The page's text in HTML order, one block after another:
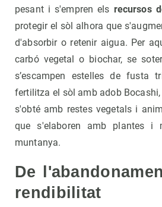
pesant i s'empren els recursos
protegir el sòl alhora que
d'absorbir o retenir aigua. Per
carbó vegetal o biochar, se
s’escampen estelles de fusta
fertilitza el sòl amb adob
s'obté amb restes vegetals i
que s'elaboren amb plantes i
muntanya.
De
rendibilitat